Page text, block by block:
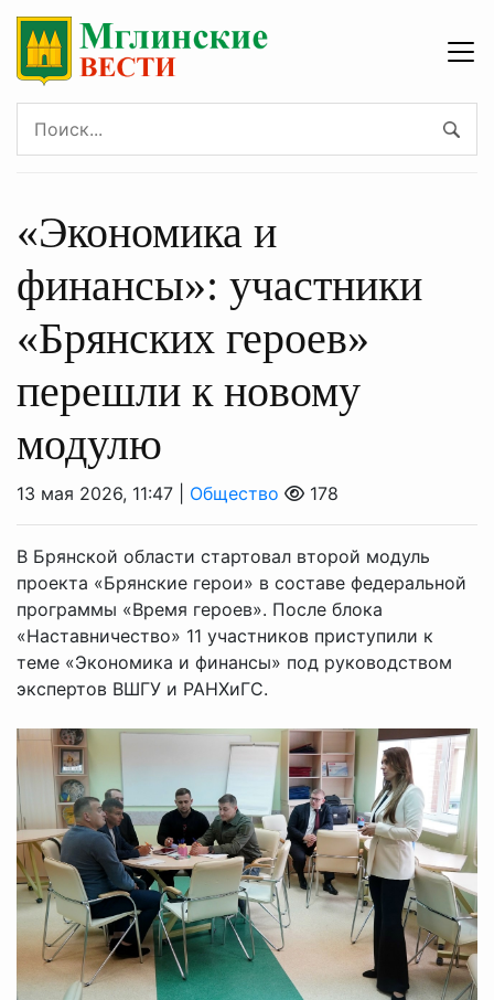
«Экономика и
финансы»: участники
«Брянских героев»
перешли к новому
модулю
13 мая 2026, 11:47 | Общество 178
В Брянской области стартовал второй модуль
проекта «Брянские герои» в составе федеральной
программы «Время героев». После блока
«Наставничество» 11 участников приступили к
теме «Экономика и финансы» под руководством
экспертов ВШГУ и РАНХиГС.